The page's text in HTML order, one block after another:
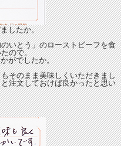
したか。
いとう」のローストビーフを食
ので。
がでしたか。
そのまま美味しくいただきまし
注文しておけば良かったと思い